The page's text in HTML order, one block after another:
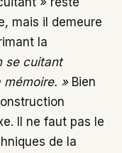
mais il demeure
la
se cuitant
mémoire. »Bien
Il ne faut pas le
de la